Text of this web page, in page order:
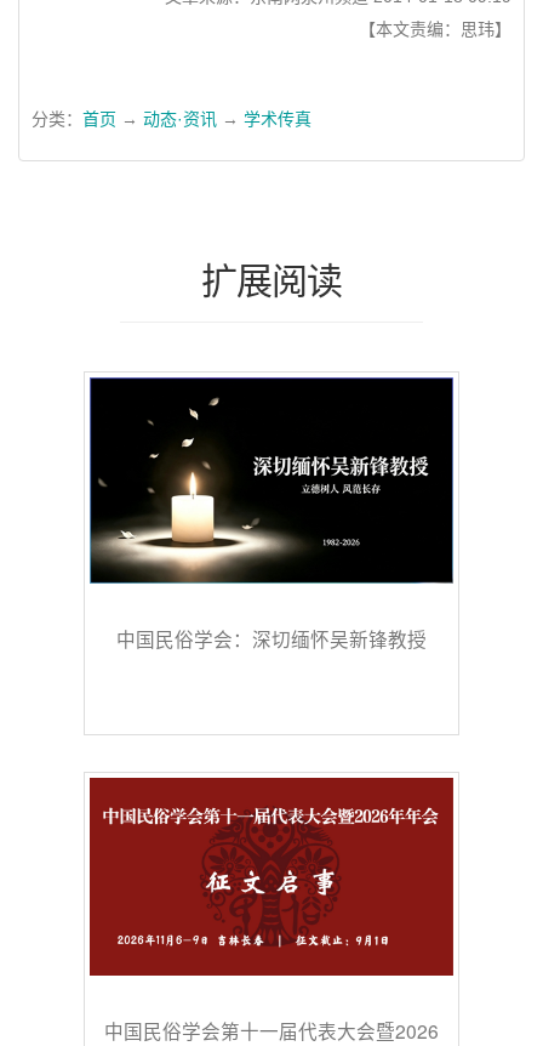
【本文责编：思玮】
分类： 首页 → 动态·资讯 → 学术传真
扩展阅读
中国民俗学会：深切缅怀吴新锋教授
中国民俗学会第十一届代表大会暨2026